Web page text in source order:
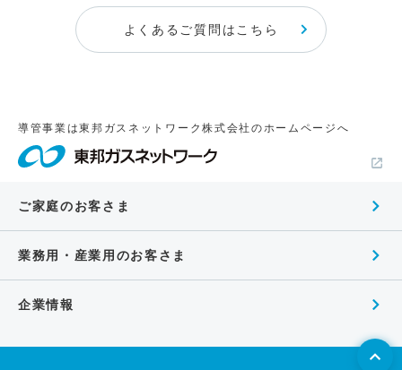
よくあるご質問はこちら
導管事業は東邦ガスネットワーク株式会社のホームページへ
ご家庭のお客さま
業務用・産業用のお客さま
企業情報